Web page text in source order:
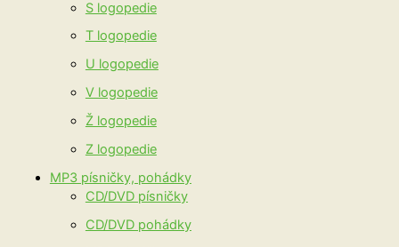
S logopedie
T logopedie
U logopedie
V logopedie
Ž logopedie
Z logopedie
MP3 písničky, pohádky
CD/DVD písničky
CD/DVD pohádky